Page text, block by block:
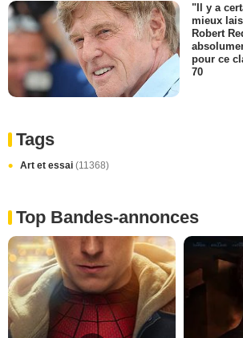
"Il y a
mieux
Robert
pour ce
70
Tags
Art et essai (11368)
Top Bandes-annonces